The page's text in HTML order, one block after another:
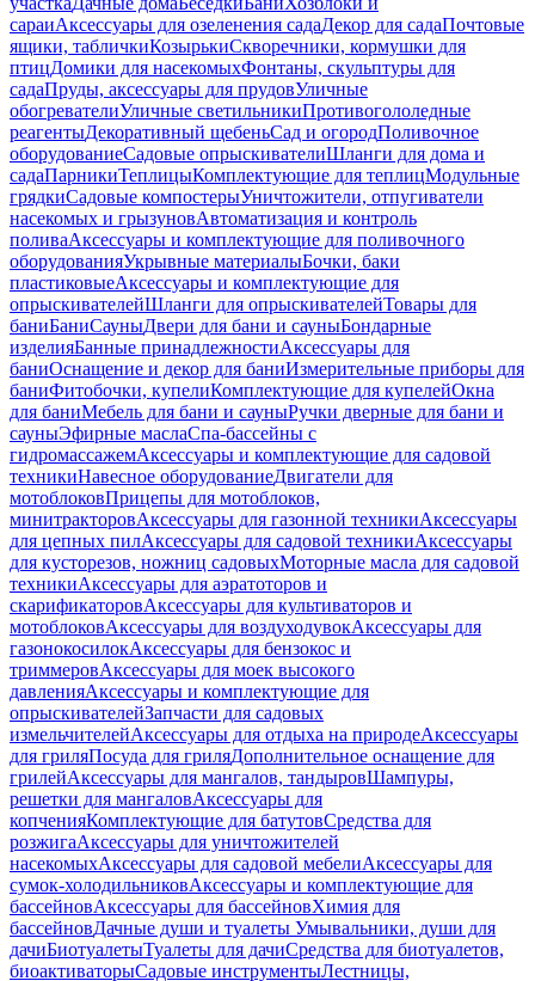
сараиАксессуары для озеленения садаДекор для садаПочтовые
ящики, табличкиКозырькиСкворечники, кормушки для
птицДомики для насекомыхФонтаны, скульптуры для
садаПруды, аксессуары для прудовУличные
обогревателиУличные светильникиПротивогололедные
реагентыДекоративный щебеньСад и огородПоливочное
оборудованиеСадовые опрыскивателиШланги для дома и
садаПарникиТеплицыКомплектующие для теплицМодульные
грядкиСадовые компостерыУничтожители, отпугиватели
насекомых и грызуновАвтоматизация и контроль
поливаАксессуары и комплектующие для поливочного
оборудованияУкрывные материалыБочки, баки
пластиковыеАксессуары и комплектующие для
опрыскивателейШланги для опрыскивателейТовары для
баниБаниСауныДвери для бани и сауныБондарные
изделияБанные принадлежностиАксессуары для
баниОснащение и декор для баниИзмерительные приборы для
баниФитобочки, купелиКомплектующие для купелейОкна
для баниМебель для бани и сауныРучки дверные для бани и
сауныЭфирные маслаСпа-бассейны с
гидромассажемАксессуары и комплектующие для садовой
техникиНавесное оборудованиеДвигатели для
мотоблоковПрицепы для мотоблоков,
минитракторовАксессуары для газонной техникиАксессуары
для цепных пилАксессуары для садовой техникиАксессуары
для кусторезов, ножниц садовыхМоторные масла для садовой
техникиАксессуары для аэратоторов и
скарификаторовАксессуары для культиваторов и
мотоблоковАксессуары для воздуходувокАксессуары для
газонокосилокАксессуары для бензокос и
триммеровАксессуары для моек высокого
давленияАксессуары и комплектующие для
опрыскивателейЗапчасти для садовых
измельчителейАксессуары для отдыха на природеАксессуары
для гриляПосуда для гриляДополнительное оснащение для
грилейАксессуары для мангалов, тандыровШампуры,
решетки для мангаловАксессуары для
копченияКомплектующие для батутовСредства для
розжигаАксессуары для уничтожителей
насекомыхАксессуары для садовой мебелиАксессуары для
сумок-холодильниковАксессуары и комплектующие для
бассейновАксессуары для бассейновХимия для
бассейновДачные души и туалеты Умывальники, души для
дачиБиотуалетыТуалеты для дачиСредства для биотуалетов,
биоактиваторыСадовые инструментыЛестницы,